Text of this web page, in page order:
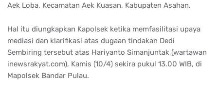
Aek Loba, Kecamatan Aek Kuasan, Kabupaten Asahan.
Hal itu diungkapkan Kapolsek ketika memfasilitasi upaya
mediasi dan klarifikasi atas dugaan tindakan Dedi
Sembiring tersebut atas Hariyanto Simanjuntak (wartawan
inewsrakyat.com), Kamis (10/4) sekira pukul 13.00 WIB, di
Mapolsek Bandar Pulau.